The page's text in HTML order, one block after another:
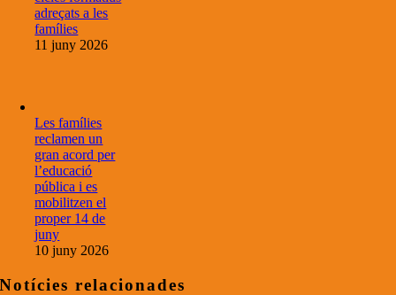
adreçats a les
famílies
11 juny 2026
Les famílies
reclamen un
gran acord per
l’educació
pública i es
mobilitzen el
proper 14 de
juny
10 juny 2026
Notícies relacionades